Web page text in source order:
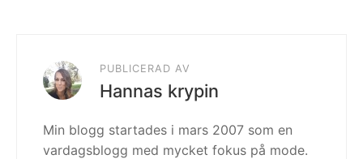
PUBLICERAD AV
Hannas krypin
Min blogg startades i mars 2007 som en
vardagsblogg med mycket fokus på mode.